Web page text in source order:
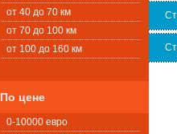
от 40 до 70 км
от 70 до 100 км
от 100 до 160 км
По цене
0-10000 евро